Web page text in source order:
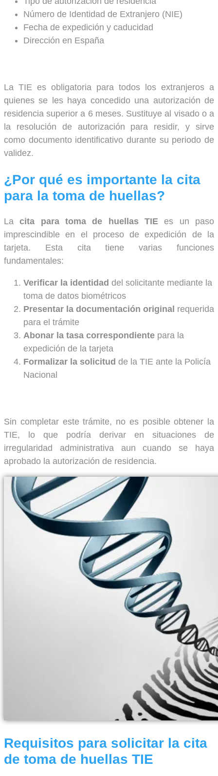
Número de Identidad de Extranjero (NIE)
Fecha de expedición y caducidad
Dirección en España
La TIE es obligatoria para todos los extranjeros a
quienes se les haya concedido una autorización de
residencia superior a 6 meses. Sustituye al visado o a
la resolución de autorización para residir, y sirve
como documento identificativo durante su periodo de
validez.
¿Por qué es importante la cita
para la toma de huellas?
Lacita para toma de huellas TIE es un paso
imprescindible en el proceso de expedición de la
tarjeta. Esta cita tiene varias funciones
fundamentales:
Verificar la identidad del solicitante mediante la
toma de datos biométricos
Presentar la documentación original requerida
para el trámite
Abonar la tasa correspondiente para la
expedición de la tarjeta
Formalizar la solicitud de la TIE ante la Policía
Nacional
Sin completar este trámite, no es posible obtener la
TIE, lo que podría derivar en situaciones de
irregularidad administrativa aun cuando se haya
aprobado la autorización de residencia.
Requisitos para solicitar la cita
de toma de huellas TIE